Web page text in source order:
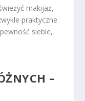
makijaż,
praktyczne
siebie,
–